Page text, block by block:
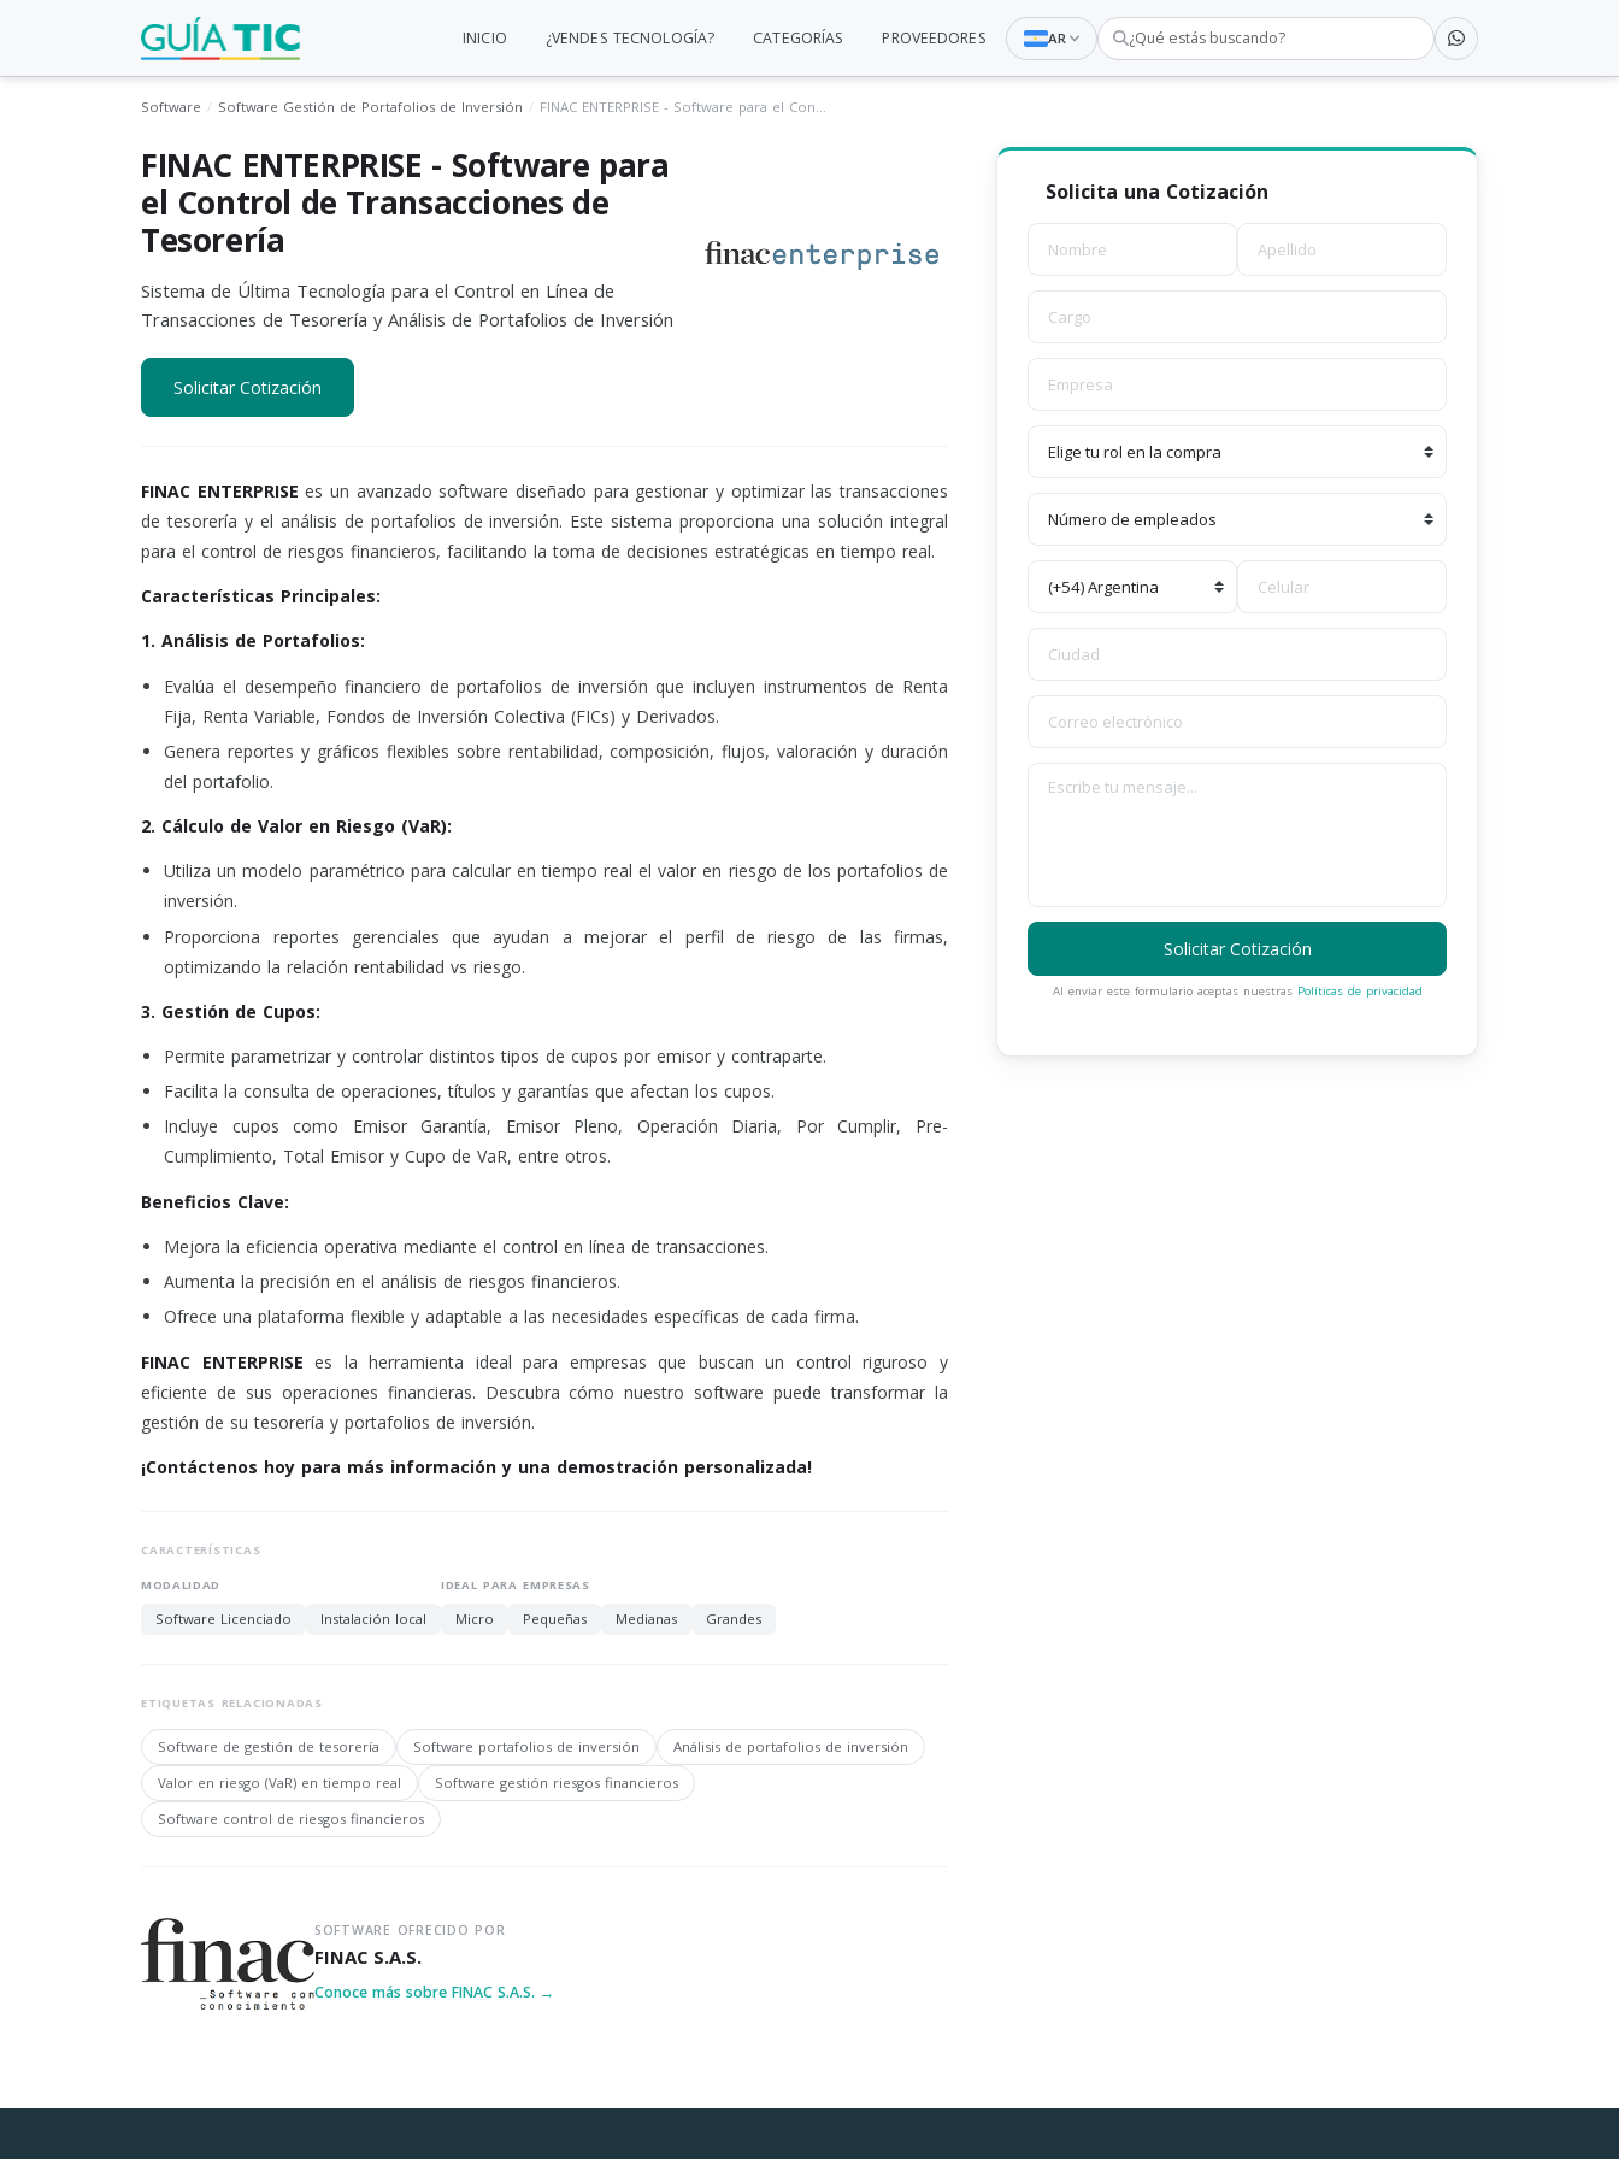
AR ¿Qué estás buscando?
INICIO ¿VENDES TECNOLOGÍA? CATEGORÍAS PROVEEDORES
Software Software Gestión de Portafolios de Inversión FINAC ENTERPRISE - Software para el Control de Transacciones de Tesorería
FINAC ENTERPRISE - Software para
el Control de Transacciones de
Tesorería
Sistema de Última Tecnología para el Control en Línea de
Transacciones de Tesorería y Análisis de Portafolios de Inversión
Solicitar Cotización
FINAC ENTERPRISE es un avanzado software diseñado para gestionar y optimizar las transacciones
de tesorería y el análisis de portafolios de inversión. Este sistema proporciona una solución integral
para el control de riesgos financieros, facilitando la toma de decisiones estratégicas en tiempo real.
Características Principales:
1. Análisis de Portafolios:
Evalúa el desempeño financiero de portafolios de inversión que incluyen instrumentos de Renta
Fija, Renta Variable, Fondos de Inversión Colectiva (FICs) y Derivados.
Genera reportes y gráficos flexibles sobre rentabilidad, composición, flujos, valoración y duración
del portafolio.
2. Cálculo de Valor en Riesgo (VaR):
Utiliza un modelo paramétrico para calcular en tiempo real el valor en riesgo de los portafolios de
inversión.
Proporciona reportes gerenciales que ayudan a mejorar el perfil de riesgo de las firmas,
optimizando la relación rentabilidad vs riesgo.
3. Gestión de Cupos:
Permite parametrizar y controlar distintos tipos de cupos por emisor y contraparte.
Facilita la consulta de operaciones, títulos y garantías que afectan los cupos.
Incluye cupos como Emisor Garantía, Emisor Pleno, Operación Diaria, Por Cumplir, Pre-
Cumplimiento, Total Emisor y Cupo de VaR, entre otros.
Beneficios Clave:
Mejora la eficiencia operativa mediante el control en línea de transacciones.
Aumenta la precisión en el análisis de riesgos financieros.
Ofrece una plataforma flexible y adaptable a las necesidades específicas de cada firma.
FINAC ENTERPRISE es la herramienta ideal para empresas que buscan un control riguroso y
eficiente de sus operaciones financieras. Descubra cómo nuestro software puede transformar la
gestión de su tesorería y portafolios de inversión.
¡Contáctenos hoy para más información y una demostración personalizada!
CARACTERÍSTICAS
MODALIDAD
Software Licenciado Instalación local
IDEAL PARA EMPRESAS
Micro Pequeñas Medianas Grandes
ETIQUETAS RELACIONADAS
Software de gestión de tesorería Software portafolios de inversión
Análisis de portafolios de inversión
Valor en riesgo (VaR) en tiempo real
Software gestión riesgos financieros
Software control de riesgos financieros
SOFTWARE OFRECIDO POR
FINAC S.A.S.
Conoce más sobre FINAC S.A.S. →
Solicita una Cotización
Al enviar este formulario aceptas nuestras Políticas de privacidad
Solicitar Cotización